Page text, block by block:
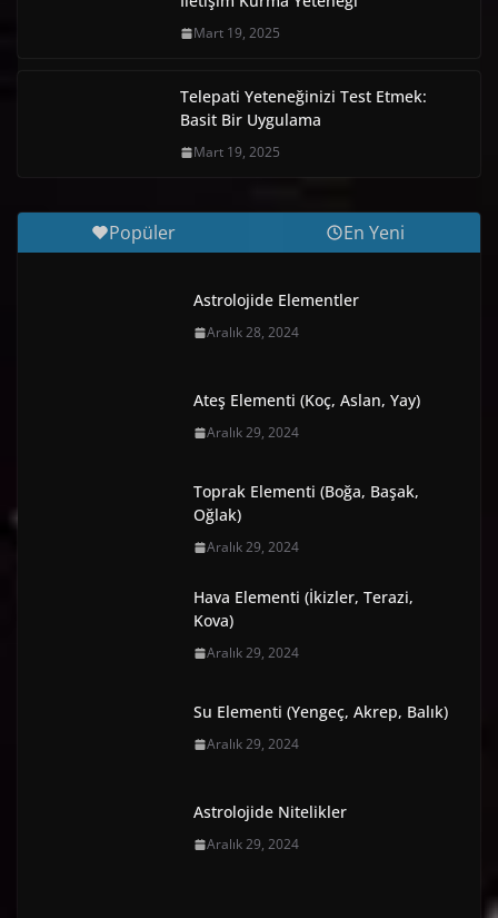
Mart 19, 2025
Telepati Yeteneğinizi Test Etmek:
Basit Bir Uygulama
Mart 19, 2025
Popüler En Yeni
Astrolojide Elementler
Aralık 28, 2024
Ateş Elementi (Koç, Aslan, Yay)
Aralık 29, 2024
Toprak Elementi (Boğa, Başak,
Oğlak)
Aralık 29, 2024
Hava Elementi (İkizler, Terazi,
Kova)
Aralık 29, 2024
Su Elementi (Yengeç, Akrep, Balık)
Aralık 29, 2024
Astrolojide Nitelikler
Aralık 29, 2024